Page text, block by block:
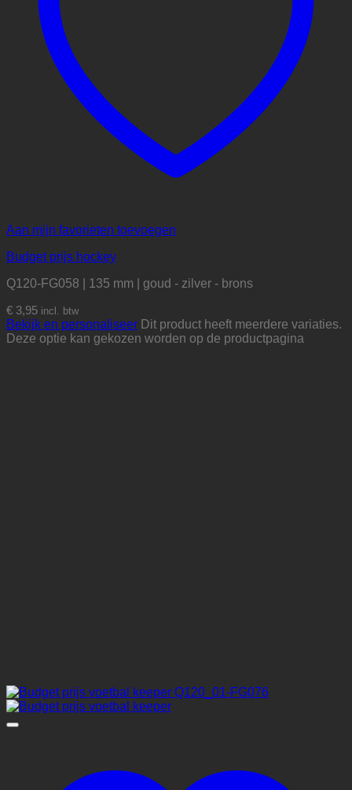
Aan mijn favorieten toevoegen
Budget prijs hockey
Q120-FG058 | 135 mm | goud - zilver - brons
€ 3,95 incl. btw
Bekijk en personaliseer Dit product heeft meerdere variaties.
Deze optie kan gekozen worden op de productpagina